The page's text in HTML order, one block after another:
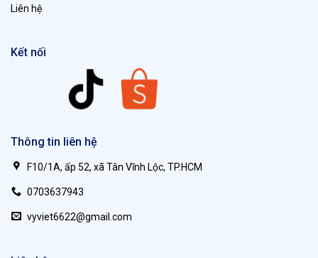
Liên hệ
Kết nối
Thông tin liên hệ
F10/1A, ấp 52, xã Tân Vĩnh Lộc, TP.HCM
0703637943
vyviet6622@gmail.com